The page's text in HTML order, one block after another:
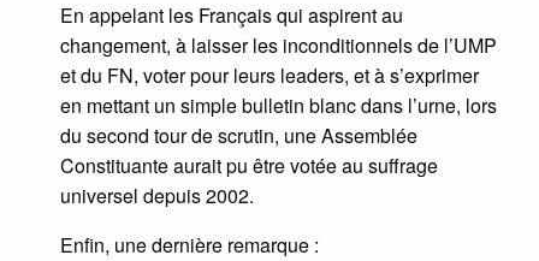
En appelant les Français qui aspirent au
changement, à laisser les inconditionnels de l’UMP
et du FN, voter pour leurs leaders, et à s’exprimer
en mettant un simple bulletin blanc dans l’urne, lors
du second tour de scrutin, une Assemblée
Constituante aurait pu être votée au suffrage
universel depuis 2002.
Enfin, une dernière remarque :